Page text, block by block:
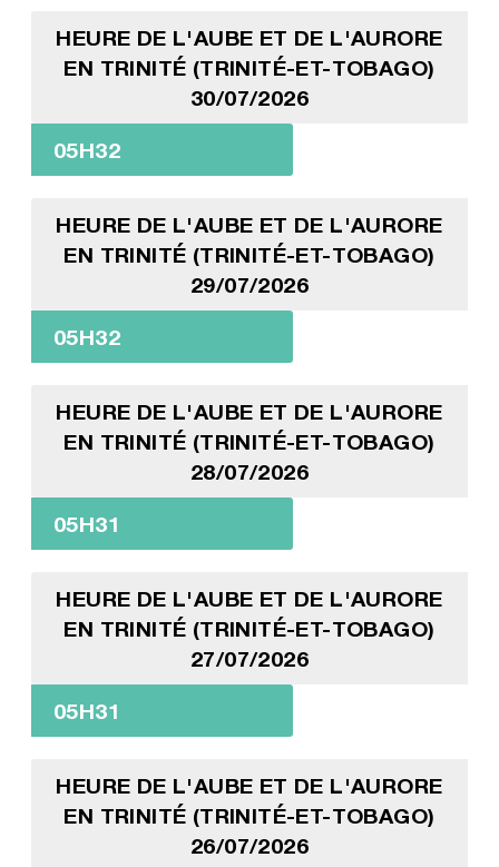
HEURE DE L'AUBE ET DE L'AURORE
EN TRINITÉ (TRINITÉ-ET-TOBAGO)
30/07/2026
05H32
HEURE DE L'AUBE ET DE L'AURORE
EN TRINITÉ (TRINITÉ-ET-TOBAGO)
29/07/2026
05H32
HEURE DE L'AUBE ET DE L'AURORE
EN TRINITÉ (TRINITÉ-ET-TOBAGO)
28/07/2026
05H31
HEURE DE L'AUBE ET DE L'AURORE
EN TRINITÉ (TRINITÉ-ET-TOBAGO)
27/07/2026
05H31
HEURE DE L'AUBE ET DE L'AURORE
EN TRINITÉ (TRINITÉ-ET-TOBAGO)
26/07/2026